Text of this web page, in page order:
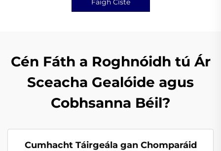
Faigh Císte
Cén Fáth a Roghnóidh tú Ár
Sceacha Gealóide agus
Cobhsanna Béil?
Cumhacht Táirgeála gan Chomparáid